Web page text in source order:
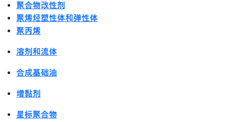
聚合物改性剂
聚烯烃塑性体和弹性体
聚丙烯
溶剂和流体
合成基础油
增黏剂
星标聚合物